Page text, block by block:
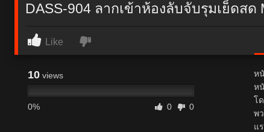
DASS-904 ลากเข้าห้องลับจับรุมเย็ดสด
Like
10 views
0% 0 0
ห
ห
โ
พ
แ